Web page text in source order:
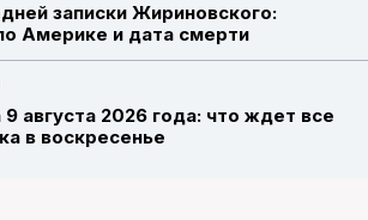
записки Жириновского:
Америке и дата смерти
9 августа 2026 года: что ждет все
в воскресенье